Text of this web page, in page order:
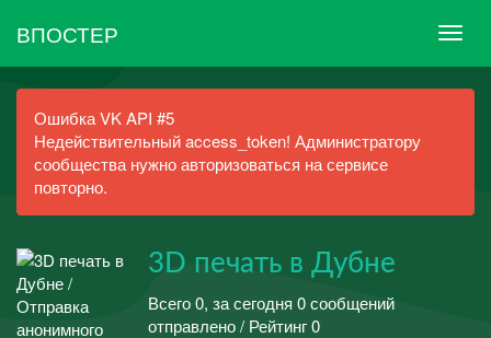
ВПОСТЕР
Ошибка VK API #5
Недействительный access_token! Администратору
сообщества нужно авторизоваться на сервисе
повторно.
3D печать в Дубне
Всего 0, за сегодня 0 сообщений
отправлено / Рейтинг 0